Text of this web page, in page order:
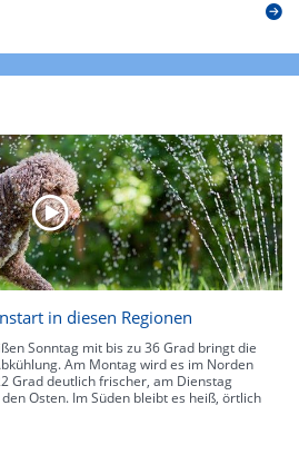
in diesen Regionen
Sonntag mit bis zu 36 Grad bringt die
Am Montag wird es im Norden
Grad deutlich frischer, am Dienstag
Osten. Im Süden bleibt es heiß, örtlich